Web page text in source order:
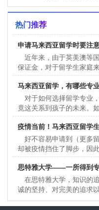
MONASH大学是
校。在澳洲维多利
热门推荐
申请马来西亚留学时要注
近年来，由于英美澳等
保证金，对于留学生家庭
多人把目光投向了马来西
位
马来西亚留学，有哪些专
对于如何选择留学专业
竟这关系到孩子的未来。
哪些专业*受欢迎呢？留学
疫情当前！马来西亚留学
好不容易申请到（更多
却被疫情挡住了脚步，因
的当下，马来西亚当局会
思特雅大学——一所得到
在思特雅大学，知识的
诚的坚持、对完美的追求
特雅大学都广开大门予逾